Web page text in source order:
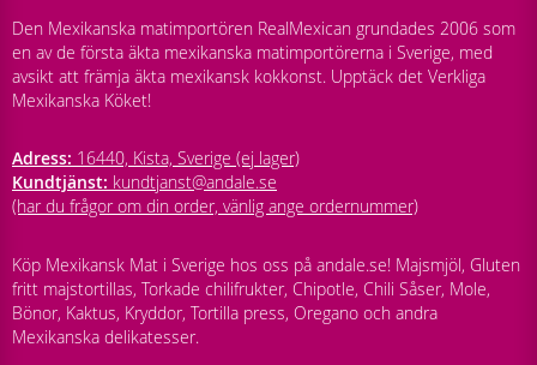
Den Mexikanska matimportören RealMexican grundades 2006 som
en av de första äkta mexikanska matimportörerna i Sverige, med
avsikt att främja äkta mexikansk kokkonst. Upptäck det Verkliga
Mexikanska Köket!
Adress: 16440, Kista, Sverige (ej lager)
Kundtjänst: kundtjanst@andale.se
(har du frågor om din order, vänlig ange ordernummer)
Köp Mexikansk Mat i Sverige hos oss på andale.se! Majsmjöl, Gluten
fritt majstortillas, Torkade chilifrukter, Chipotle, Chili Såser, Mole,
Bönor, Kaktus, Kryddor, Tortilla press, Oregano och andra
Mexikanska delikatesser.